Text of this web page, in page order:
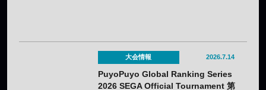
大会情報 2026.7.14
PuyoPuyo Global Ranking Series
2026 SEGA Official Tournament 第